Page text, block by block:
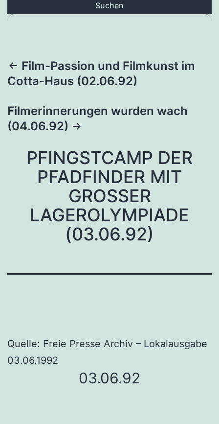
Suchen
Beitragsnavigation
Film-Passion und Filmkunst im
Cotta-Haus (02.06.92)
Filmerinnerungen wurden wach
(04.06.92)
PFINGSTCAMP DER
PFADFINDER MIT
GROSSER L
AGEROLYMPIADE (
03.06.92)
Quelle: Freie Presse Archiv – Lokalausgabe
03.06.1992
03.06.92